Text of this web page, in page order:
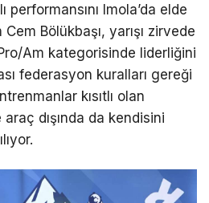
performansını Imola’da elde
Bölükbaşı, yarışı zirvede
Am kategorisinde liderliğini
federasyon kuralları gereği
kısıtlı olan
dışında da kendisini